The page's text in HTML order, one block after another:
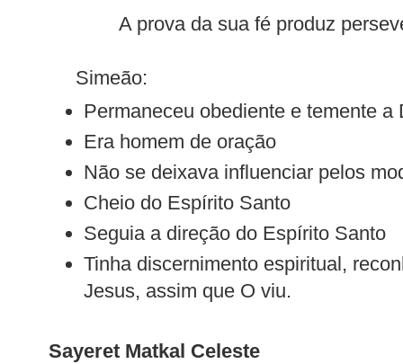
A prova da sua fé produz
Simeão:
Permaneceu obediente e temente a
Era homem de oração
Não se deixava influenciar pelos
Cheio do Espírito Santo
Seguia a direção do Espírito Santo
Tinha discernimento espiritual,
Jesus, assim que O viu.
Sayeret Matkal Celeste